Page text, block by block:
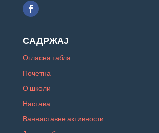
САДРЖАЈ
Огласна табла
Почетна
О школи
Настава
Ваннаставне активности